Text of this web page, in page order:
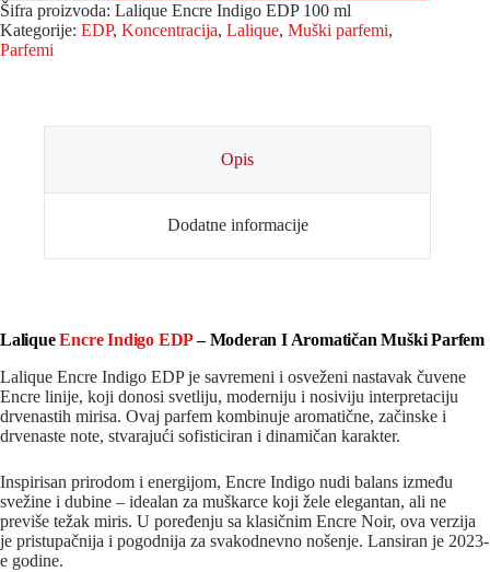
Šifra proizvoda: Lalique Encre Indigo EDP 100 ml
Kategorije: EDP, Koncentracija, Lalique, Muški parfemi,
Parfemi
Opis
Dodatne informacije
LaliqueEncre Indigo EDP– Moderan I Aromatičan Muški Parfem
Lalique Encre Indigo EDP je savremeni i osveženi nastavak čuvene
Encre linije, koji donosi svetliju, moderniju i nosiviju interpretaciju
drvenastih mirisa. Ovaj parfem kombinuje aromatične, začinske i
drvenaste note, stvarajući sofisticiran i dinamičan karakter.
Inspirisan prirodom i energijom, Encre Indigo nudi balans između
svežine i dubine – idealan za muškarce koji žele elegantan, ali ne
previše težak miris. U poređenju sa klasičnim Encre Noir, ova verzija
je pristupačnija i pogodnija za svakodnevno nošenje. Lansiran je 2023-
e godine.